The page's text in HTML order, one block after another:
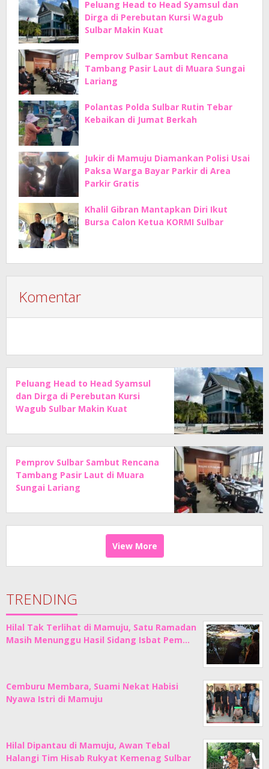
Peluang Head to Head Syamsul dan
Dirga di Perebutan Kursi Wagub
Sulbar Makin Kuat
Pemprov Sulbar Sambut Rencana
Tambang Pasir Laut di Muara Sungai
Lariang
Polantas Polda Sulbar Rutin Tebar
Kebaikan di Jumat Berkah
Jukir di Mamuju Diamankan Polisi Usai
Paksa Warga Bayar Parkir di Area
Parkir Gratis
Khalil Gibran Mantapkan Diri Ikut
Bursa Calon Ketua KORMI Sulbar
Komentar
Peluang Head to Head Syamsul
dan Dirga di Perebutan Kursi
Wagub Sulbar Makin Kuat
Pemprov Sulbar Sambut Rencana
Tambang Pasir Laut di Muara
Sungai Lariang
View More
TRENDING
Hilal Tak Terlihat di Mamuju, Satu Ramadan
Masih Menunggu Hasil Sidang Isbat Pem…
Cemburu Membara, Suami Nekat Habisi
Nyawa Istri di Mamuju
Hilal Dipantau di Mamuju, Awan Tebal
Halangi Tim Hisab Rukyat Kemenag Sulbar